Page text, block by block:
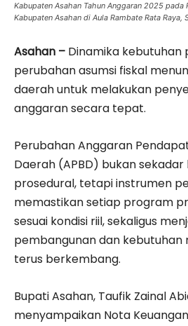
Kabupaten Asahan Tahun Anggaran 2025 pada
Kabupaten Asahan di Aula Rambate Rata
Asahan – Dinamika kebutuhan
perubahan asumsi fiskal
daerah untuk melakukan
anggaran secara tepat.
Perubahan Anggaran
Daerah (APBD) bukan sekadar
prosedural, tetapi instrumen
memastikan setiap program
sesuai kondisi riil, sekaligus
pembangunan dan kebutuhan
terus berkembang.
Bupati Asahan, Taufik Zainal
menyampaikan Nota